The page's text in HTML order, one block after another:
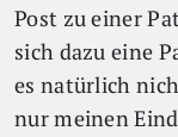
Post zu einer
sich dazu eine
es natürlich
nur meinen